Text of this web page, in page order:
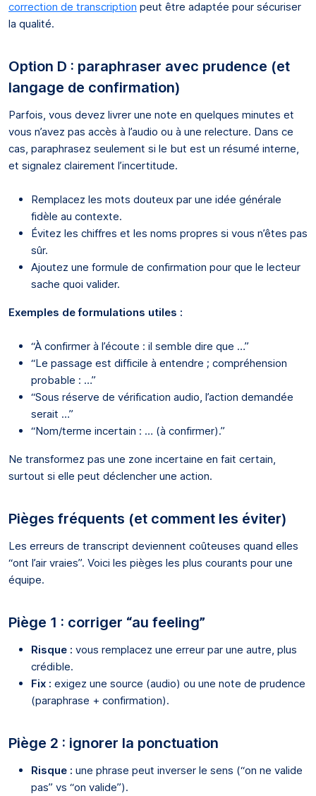
correction de transcription peut être adaptée pour sécuriser
la qualité.
Option D : paraphraser avec prudence (et
langage de confirmation)
Parfois, vous devez livrer une note en quelques minutes et
vous n’avez pas accès à l’audio ou à une relecture. Dans ce
cas, paraphrasez seulement si le but est un résumé interne,
et signalez clairement l’incertitude.
Remplacez les mots douteux par une idée générale
fidèle au contexte.
Évitez les chiffres et les noms propres si vous n’êtes pas
sûr.
Ajoutez une formule de confirmation pour que le lecteur
sache quoi valider.
Exemples de formulations utiles :
“À confirmer à l’écoute : il semble dire que …”
“Le passage est difficile à entendre ; compréhension
probable : …”
“Sous réserve de vérification audio, l’action demandée
serait …”
“Nom/terme incertain : … (à confirmer).”
Ne transformez pas une zone incertaine en fait certain,
surtout si elle peut déclencher une action.
Pièges fréquents (et comment les éviter)
Les erreurs de transcript deviennent coûteuses quand elles
“ont l’air vraies”. Voici les pièges les plus courants pour une
équipe.
Piège 1 : corriger “au feeling”
Risque : vous remplacez une erreur par une autre, plus
crédible.
Fix : exigez une source (audio) ou une note de prudence
(paraphrase + confirmation).
Piège 2 : ignorer la ponctuation
Risque : une phrase peut inverser le sens (“on ne valide
pas” vs “on valide”).